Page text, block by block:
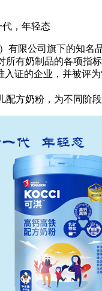
，年轻态
限公司旗下的知名
有奶制品的各项指
证的企业，并被评
方奶粉，为不同阶